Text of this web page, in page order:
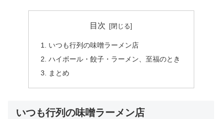
目次
いつも行列の味噌ラーメン店
ハイボール・餃子・ラーメン、至福のとき
まとめ
いつも行列の味噌ラーメン店